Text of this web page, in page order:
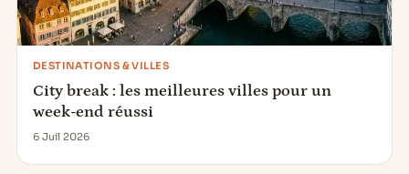
DESTINATIONS & VILLES
City break : les meilleures villes pour un
week-end réussi
6 Juil 2026